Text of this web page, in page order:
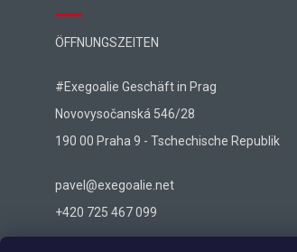
ÖFFNUNGSZEITEN
#Exegoalie Geschäft in Prag
Novovysočanská 546/28
190 00 Praha 9 - Tschechische Republik
pavel@exegoalie.net
+420 725 467 099